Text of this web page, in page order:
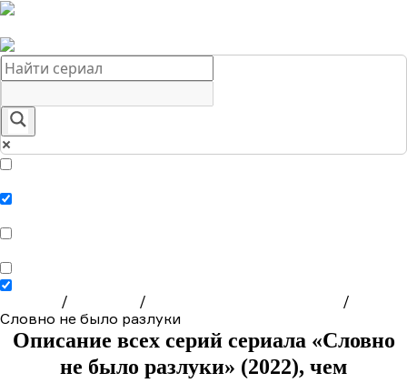
/ /
/
Словно не было разлуки
Описание всех серий сериала «Словно
не было разлуки» (2022), чем